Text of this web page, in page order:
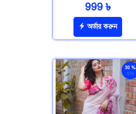
999 ৳
অর্ডার করুন
30 %
ছাড়